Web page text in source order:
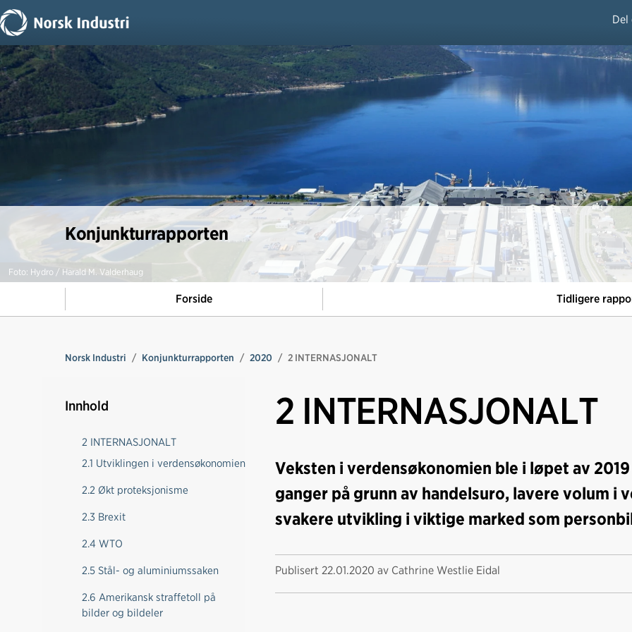
Del
Foto: Hydro / Harald M. Valderhaug
Konjunkturrapporten
Forside Tidligere
Norsk Industri Konjunkturrapporten 2020 2 INTERNASJONALT
Innhold
2 INTERNASJONALT
2.1 Utviklingen i verdensøkonomien
2.2 Økt proteksjonisme
2.3 Brexit
2.4 WTO
2.5 Stål- og aluminiumssaken
2.6 Amerikansk straffetoll på
bilder og bildeler
2 INTERNASJONALT
Veksten i verdensøkonomien ble i løpet av
ganger på grunn av handelsuro, lavere volum i
svakere utvikling i viktige marked som
Publisert 22.01.2020 av Cathrine Westlie Eidal